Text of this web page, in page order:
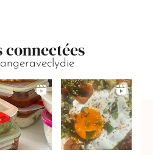
connectées